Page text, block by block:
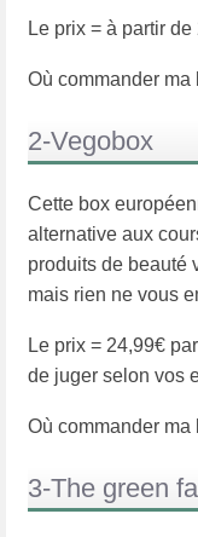
Le prix = à partir
Où commander ma
2-Vegobox
Cette box
alternative aux
produits de beauté
mais rien ne vous
Le prix = 24,99€
de juger selon vos
Où commander ma
3-The green